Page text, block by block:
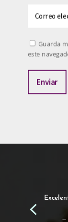
Guarda
este
Enviar
—